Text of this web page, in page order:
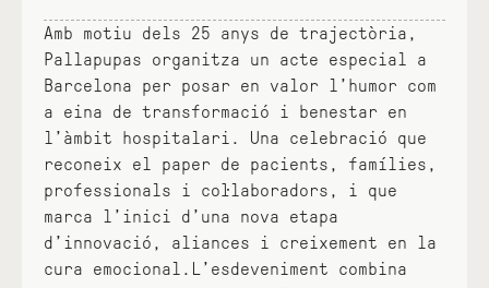
Amb motiu dels 25 anys de trajectòria,
Pallapupas organitza un acte especial a
Barcelona per posar en valor l’humor com
a eina de transformació i benestar en
l’àmbit hospitalari. Una celebració que
reconeix el paper de pacients, famílies,
professionals i col·laboradors, i que
marca l’inici d’una nova etapa
d’innovació, aliances i creixement en la
cura emocional.L’esdeveniment combina